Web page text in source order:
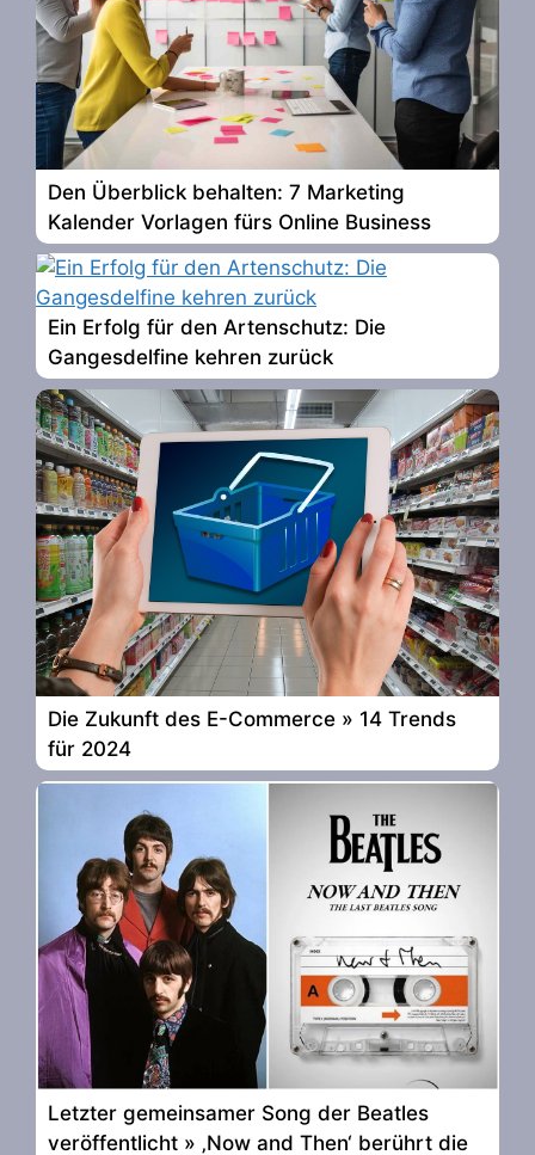
Den Überblick behalten: 7 Marketing
Kalender Vorlagen fürs Online Business
Ein Erfolg für den Artenschutz: Die
Gangesdelfine kehren zurück
Die Zukunft des E-Commerce » 14 Trends
für 2024
Letzter gemeinsamer Song der Beatles
veröffentlicht » ‚Now and Then‘ berührt die